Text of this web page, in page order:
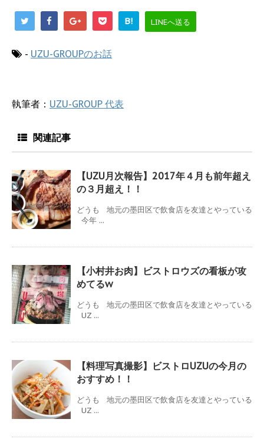
B! LINEへ送る
- UZU-GROUPのお話
執筆者： UZU-GROUP 代表
関連記事
【UZU月次報告】2017年４月も前年超え
の３月超え！！
どうも 地元の墨田区で飲食店を友達とやっている
今年 ...
【小村井お肉】ビストロウズの看板が攻
めてるw
どうも 地元の墨田区で飲食店を友達とやっている
UZ ...
【料理写真撮影】ビストロUZUの今月の
おすすめ！！
どうも 地元の墨田区で飲食店を友達とやっている
UZ ...